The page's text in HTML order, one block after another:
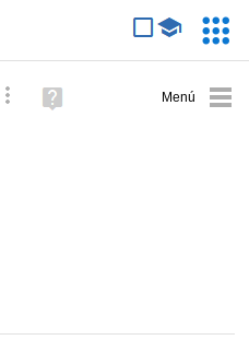
Búsqueda avanzada
Ayuda
(en